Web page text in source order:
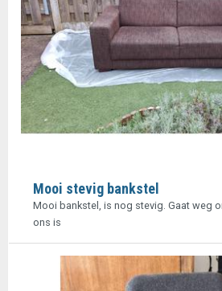
Mooi stevig bankstel
Mooi bankstel, is nog stevig. Gaat weg
ons is